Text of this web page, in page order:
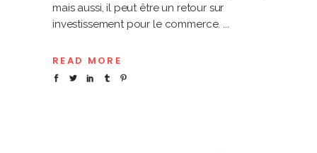
mais aussi, il peut être un retour sur
investissement pour le commerce.
READ MORE